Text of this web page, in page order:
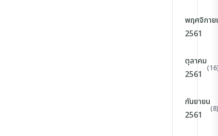
พฤศจิกาย
2561
ตุลาคม
2561
กันยายน
2561
(8)